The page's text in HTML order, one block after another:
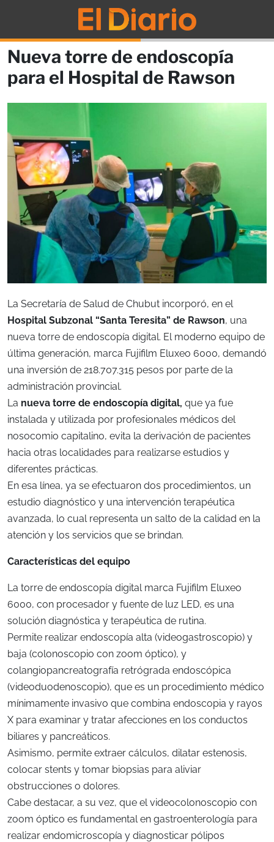
Nueva torre de endoscopía
para el Hospital de Rawson
La Secretaría de Salud de Chubut incorporó, en el
Hospital Subzonal “Santa Teresita” de Rawson, una
nueva torre de endoscopía digital. El moderno equipo de
última generación, marca Fujifilm Eluxeo 6000, demandó
una inversión de 218.707.315 pesos por parte de la
administración provincial.
La nueva torre de endoscopía digital, que ya fue
instalada y utilizada por profesionales médicos del
nosocomio capitalino, evita la derivación de pacientes
hacia otras localidades para realizarse estudios y
diferentes prácticas.
En esa línea, ya se efectuaron dos procedimientos, un
estudio diagnóstico y una intervención terapéutica
avanzada, lo cual representa un salto de la calidad en la
atención y los servicios que se brindan.
Características del equipo
La torre de endoscopía digital marca Fujifilm Eluxeo
6000, con procesador y fuente de luz LED, es una
solución diagnóstica y terapéutica de rutina.
Permite realizar endoscopía alta (videogastroscopio) y
baja (colonoscopio con zoom óptico), y
colangiopancreatografía retrógrada endoscópica
(videoduodenoscopio), que es un procedimiento médico
mínimamente invasivo que combina endoscopia y rayos
X para examinar y tratar afecciones en los conductos
biliares y pancreáticos.
Asimismo, permite extraer cálculos, dilatar estenosis,
colocar stents y tomar biopsias para aliviar
obstrucciones o dolores.
Cabe destacar, a su vez, que el videocolonoscopio con
zoom óptico es fundamental en gastroenterología para
realizar endomicroscopía y diagnosticar pólipos